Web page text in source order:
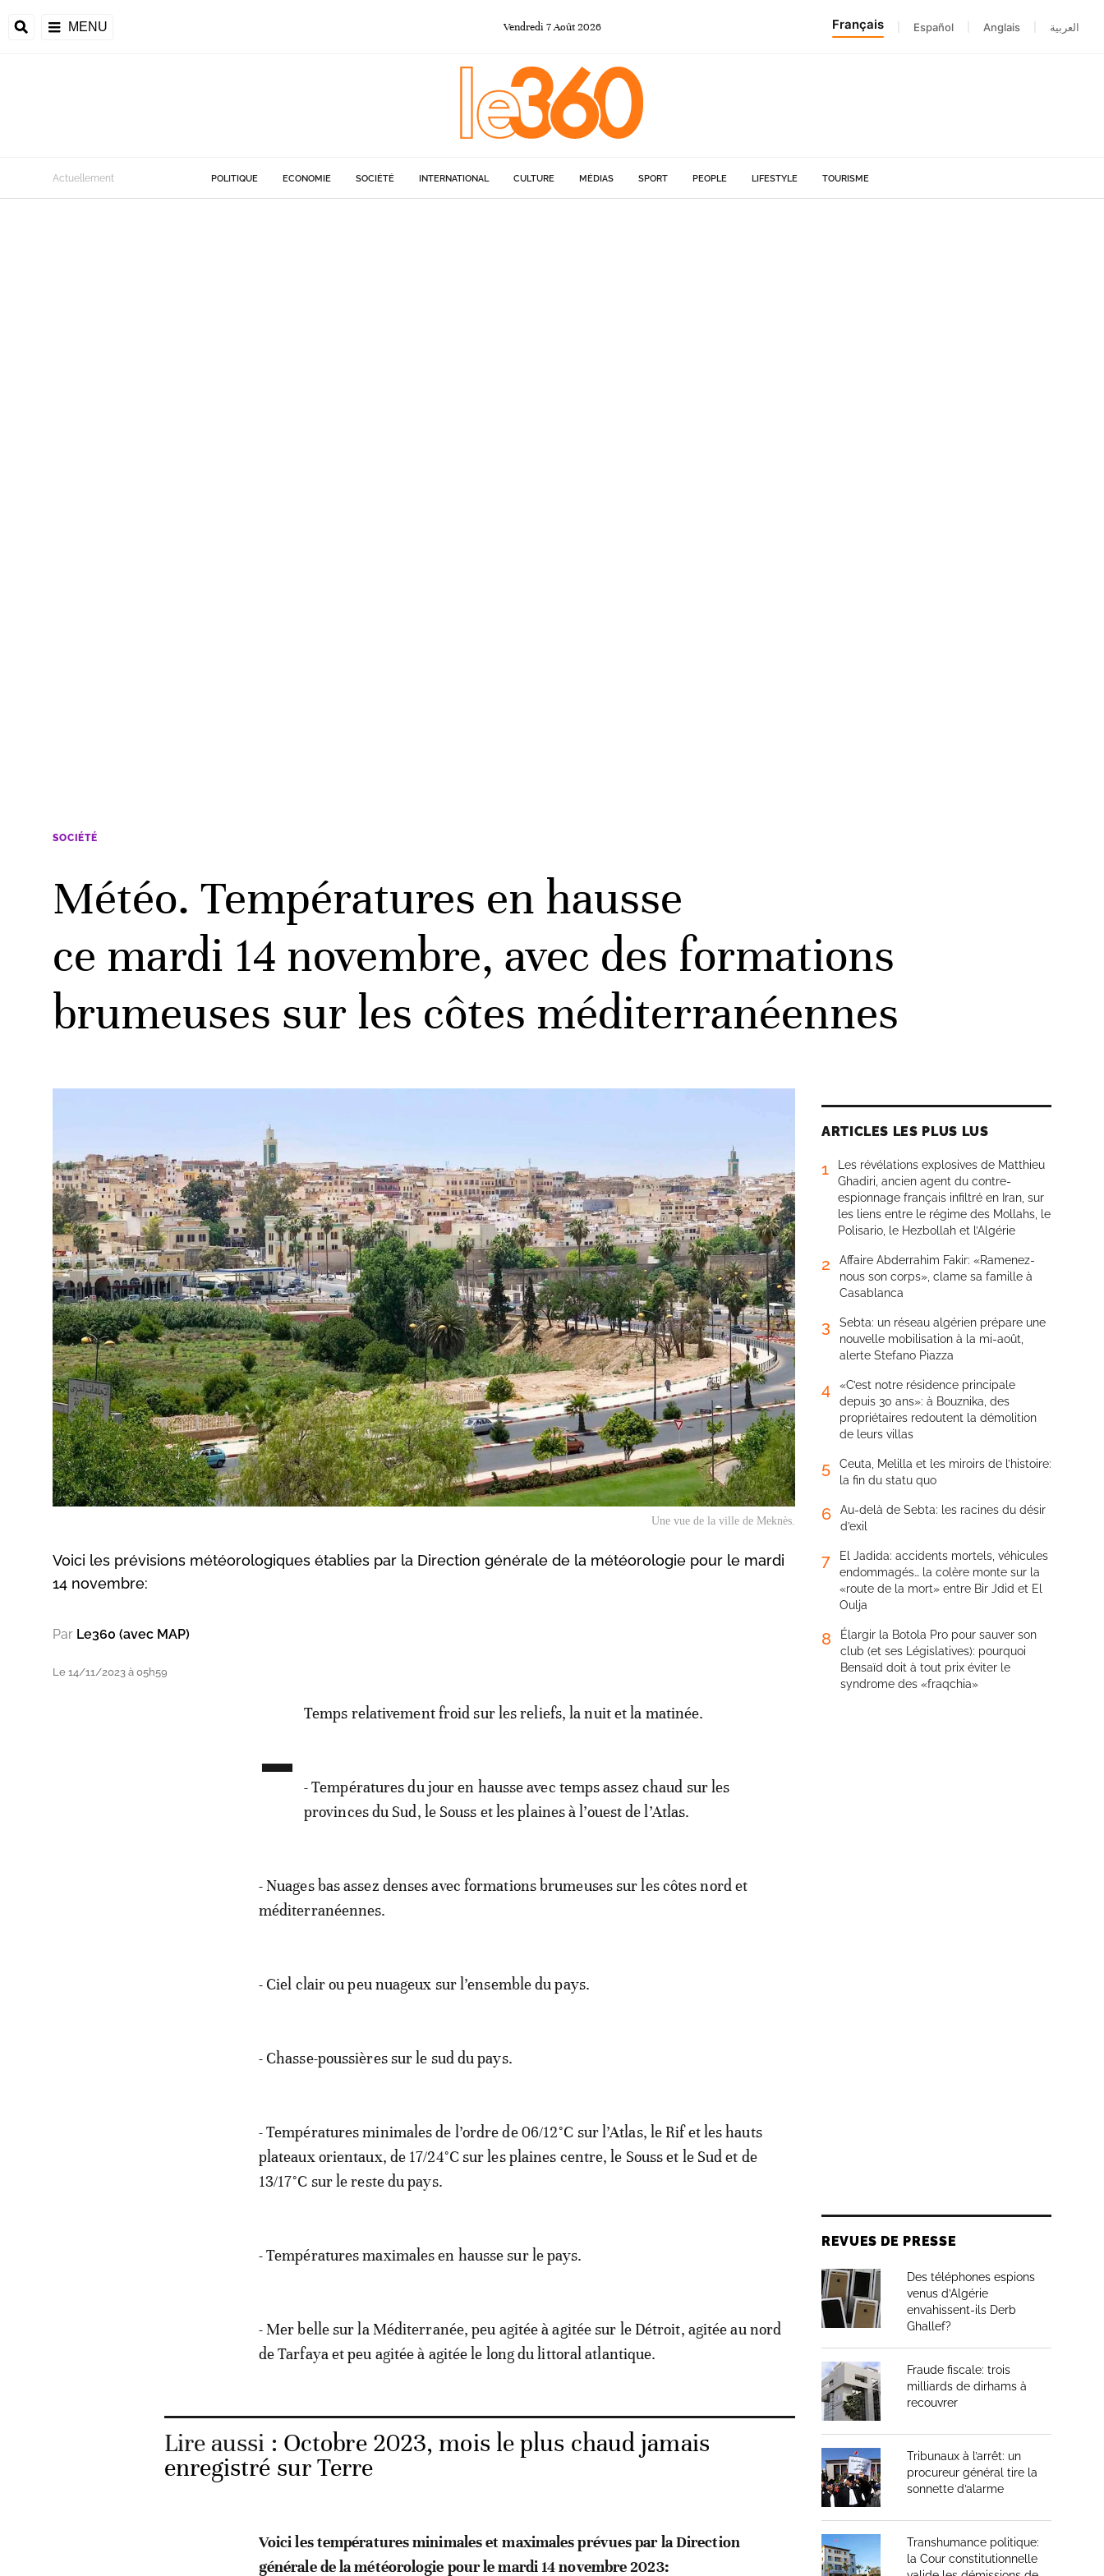
MENU Vendredi 7Août 2026 Français Español Anglais العربية
Actuellement POLITIQUE ECONOMIE SOCIÉTÉ INTERNATIONAL CULTURE MÉDIAS SPORT PEOPLE LIFESTYLE TOURISME
SOCIÉTÉ
Météo. Températures en hausse
ce mardi 14 novembre, avec des formations
brumeuses sur les côtes méditerranéennes
Une vue de la ville de Meknès.
Voici les prévisions météorologiques établies par la Direction générale de la météorologie pour le mardi
14 novembre:
Par Le360 (avec MAP)
Le 14/11/2023 à 05h59 - Temps relativement froid sur les reliefs, la nuit et la matinée.
- Températures du jour en hausse avec temps assez chaud sur les
provinces du Sud, le Souss et les plaines à l’ouest de l’Atlas.
- Nuages bas assez denses avec formations brumeuses sur les côtes nord et
méditerranéennes.
- Ciel clair ou peu nuageux sur l’ensemble du pays.
- Chasse-poussières sur le sud du pays.
- Températures minimales de l’ordre de 06/12°C sur l’Atlas, le Rif et les hauts
plateaux orientaux, de 17/24°C sur les plaines centre, le Souss et le Sud et de
13/17°C sur le reste du pays.
- Températures maximales en hausse sur le pays.
- Mer belle sur la Méditerranée, peu agitée à agitée sur le Détroit, agitée au nord
de Tarfaya et peu agitée à agitée le long du littoral atlantique.
Lire aussi : Octobre 2023, mois le plus chaud jamais
enregistré sur Terre
Voici les températures minimales et maximales prévues par la Direction
générale de la météorologie pour le mardi 14 novembre 2023:
ARTICLES LES PLUS LUS
1
Les révélations explosives de Matthieu
Ghadiri, ancien agent du contre-
espionnage français infiltré en Iran, sur
les liens entre le régime des Mollahs, le
Polisario, le Hezbollah et l’Algérie
2
Affaire Abderrahim Fakir: «Ramenez-
nous son corps», clame sa famille à
Casablanca
3
Sebta: un réseau algérien prépare une
nouvelle mobilisation à la mi-août,
alerte Stefano Piazza
4
«C’est notre résidence principale
depuis 30 ans»: à Bouznika, des
propriétaires redoutent la démolition
de leurs villas
5
Ceuta, Melilla et les miroirs de l’histoire:
la fin du statu quo
6
Au-delà de Sebta: les racines du désir
d’exil
7
El Jadida: accidents mortels, véhicules
endommagés… la colère monte sur la
«route de la mort» entre Bir Jdid et El
Oulja
8
Élargir la Botola Pro pour sauver son
club (et ses Législatives): pourquoi
Bensaïd doit à tout prix éviter le
syndrome des «fraqchia»
REVUES DE PRESSE
Des téléphones espions
venus d’Algérie
envahissent-ils Derb
Ghallef?
Fraude fiscale: trois
milliards de dirhams à
recouvrer
Tribunaux à l’arrêt: un
procureur général tire la
sonnette d’alarme
Transhumance politique:
la Cour constitutionnelle